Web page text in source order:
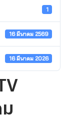
1
16 มีนาคม 2569
16 มีนาคม 2026